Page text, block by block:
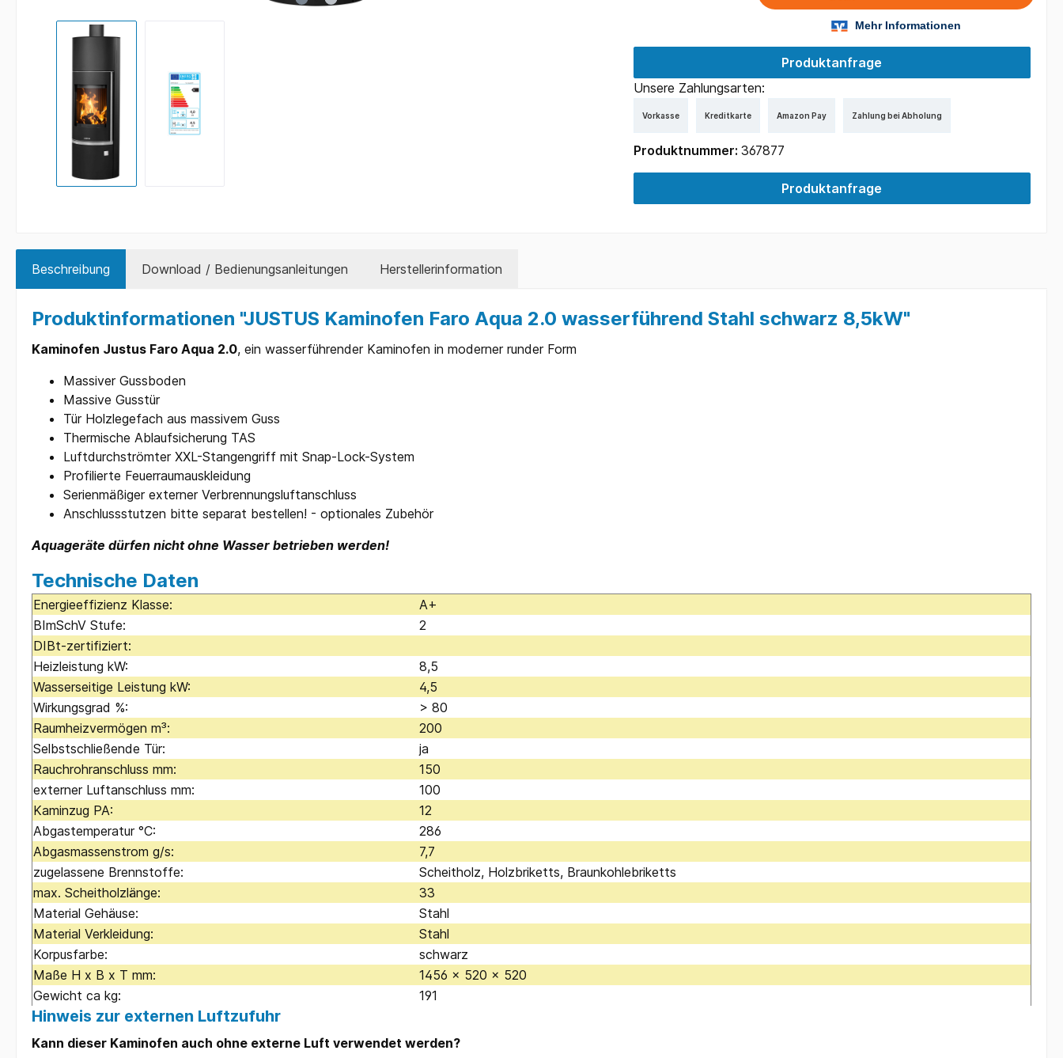
Produktanfrage
Unsere Zahlungsarten:
Vorkasse Kreditkarte Amazon Pay Zahlung bei Abholung
Produktnummer: 367877
Produktanfrage
Beschreibung Download / Bedienungsanleitungen Herstellerinformation
Produktinformationen "JUSTUS Kaminofen Faro Aqua 2.0 wasserführend Stahl schwarz 8,5kW"
Kaminofen Justus Faro Aqua 2.0, ein wasserführender Kaminofen in moderner runder Form
Massiver Gussboden
Massive Gusstür
Tür Holzlegefach aus massivem Guss
Thermische Ablaufsicherung TAS
Luftdurchströmter XXL-Stangengriff mit Snap-Lock-System
Profilierte Feuerraumauskleidung
Serienmäßiger externer Verbrennungsluft­anschluss
Anschlussstutzen bitte separat bestellen! - optionales Zubehör
Aquageräte dürfen nicht ohne Wasser betrieben werden!
Technische Daten
Energieeffizienz Klasse:
A+
BImSchV Stufe:
2
DIBt-zertifiziert:
Heizleistung kW:
8,5
Wasserseitige Leistung kW:
4,5
Wirkungsgrad %:
> 80
Raumheizvermögen m³:
200
Selbstschließende Tür:
ja
Rauchrohranschluss mm:
150
externer Luftanschluss mm:
100
Kaminzug PA:
12
Abgastemperatur °C:
286
Abgasmassenstrom g/s:
7,7
zugelassene Brennstoffe:
Scheitholz, Holzbriketts, Braunkohlebriketts
max. Scheitholzlänge:
33
Material Gehäuse:
Stahl
Material Verkleidung:
Stahl
Korpusfarbe:
schwarz
Maße H x B x T mm:
1456 x 520 x 520
Gewicht ca kg:
191
Hinweis zur externen Luftzufuhr
Kann dieser Kaminofen auch ohne externe Luft verwendet werden?